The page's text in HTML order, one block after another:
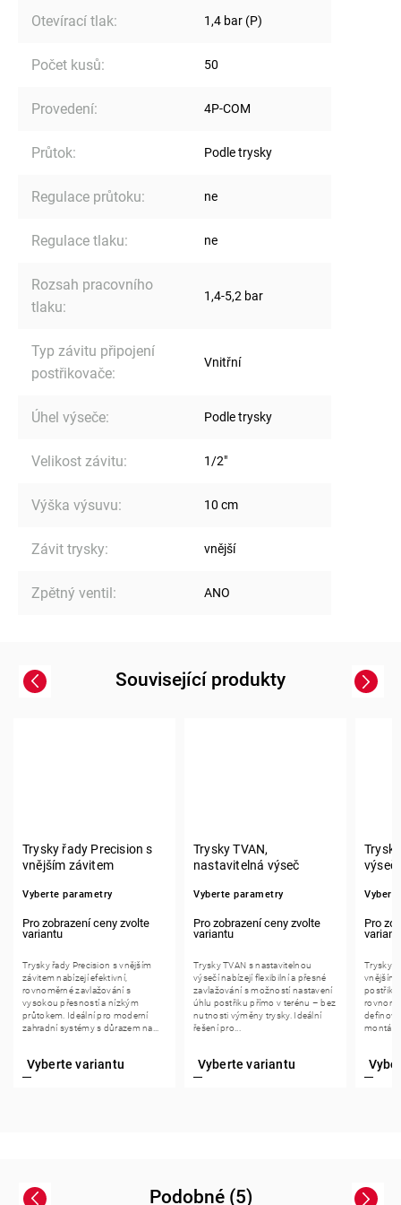
Otevírací tlak: 1,4 bar (P)
Počet kusů: 50
Provedení: 4P-COM
Průtok: Podle trysky
Regulace průtoku: ne
Regulace tlaku: ne
Rozsah pracovního
tlaku:
1,4-5,2 bar
Typ závitu připojení
postřikovače:
Vnitřní
Úhel výseče: Podle trysky
Velikost závitu: 1/2"
Výška výsuvu: 10 cm
Závit trysky: vnější
Zpětný ventil: ANO
Související produkty
Previous
Trysky řady Precision s
vnějším závitem
Vyberte parametry
Trysky řady Precision s vnějším
závitem nabízejí efektivní,
rovnoměrné zavlažování s
vysokou přesností a nízkým
průtokem. Ideální pro moderní
zahradní systémy s důrazem na...
Trysky TVAN,
nastavitelná výseč
Vyberte parametry
Trysky TVAN s nastavitelnou
výsečí nabízejí flexibilní a přesné
zavlažování s možností nastavení
úhlu postřiku přímo v terénu – bez
nutnosti výměny trysky. Ideální
řešení pro...
Trysky
vnějším
montáž
Next
Podobné (5)
Previous Next